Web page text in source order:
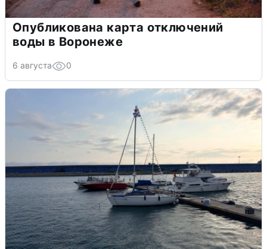
Опубликована карта отключений
воды в Воронеже
6 августа 0